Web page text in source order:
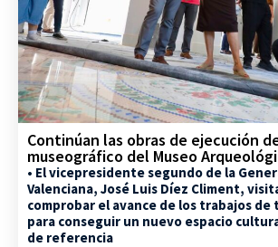
Continúan las obras de ejecución
museográfico del Museo
• El vicepresidente segundo de la
Valenciana, José Luis Díez Climent,
comprobar el avance de los trabajos
para conseguir un nuevo espacio
de referencia